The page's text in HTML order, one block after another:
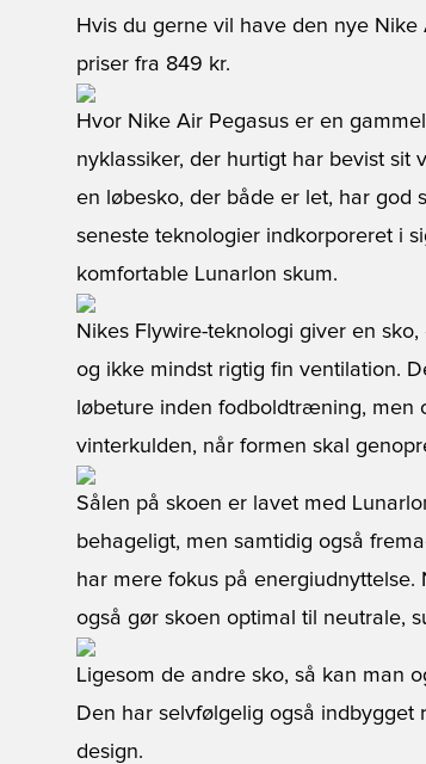
Hvis du gerne vil have den nye
priser fra 849 kr.
Hvor Nike Air Pegasus er en
nyklassiker, der hurtigt har bevist
en løbesko, der både er let, har god
seneste teknologier indkorporeret i
komfortable Lunarlon skum.
Nikes Flywire-teknologi giver en
og ikke mindst rigtig fin ventilation.
løbeture inden fodboldtræning,
vinterkulden, når formen skal
Sålen på skoen er lavet med
behageligt, men samtidig også
har mere fokus på
også gør skoen optimal til neutrale,
Ligesom de andre sko, så kan man
Den har selvfølgelig også
design.